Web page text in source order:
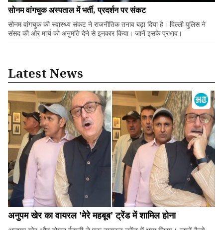
सोनम वांगचुक अस्पताल में भर्ती, प्रदर्शन पर संकट
सोनम वांगचुक की स्वास्थ्य संकट ने राजनीतिक तनाव बढ़ा दिया है। दिल्ली पुलिस ने
संसद की ओर मार्च को अनुमति देने से इनकार किया। जानें इसके प्रभाव।
Latest News
अनुपम खेर का वायरल 'मेरे महबूब' ट्रेंड में शामिल होना